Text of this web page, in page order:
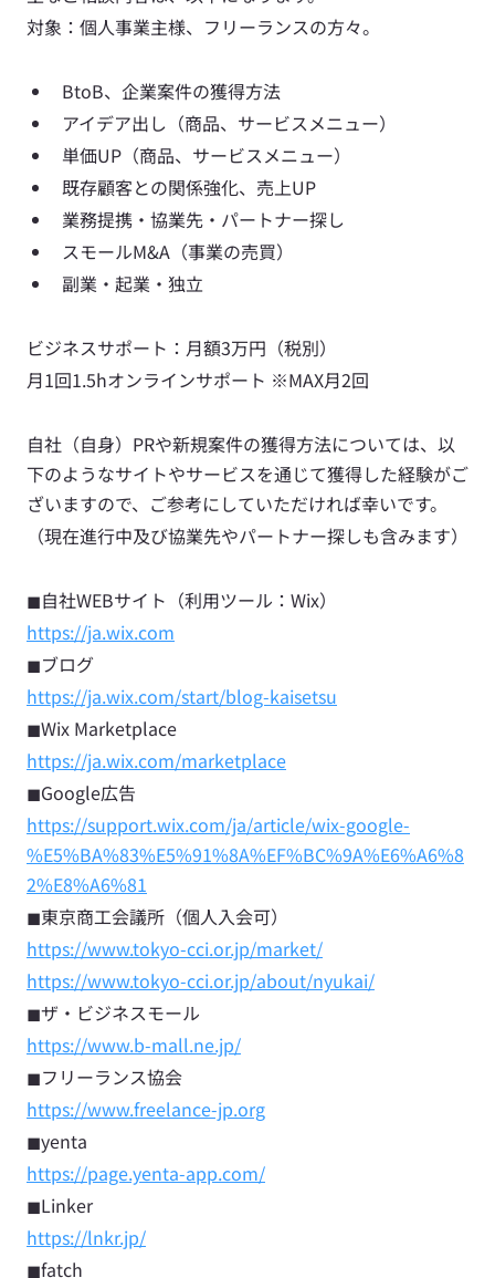
対象：個人事業主様、フリーランスの方々。
BtoB、企業案件の獲得方法
アイデア出し（商品、サービスメニュー）
単価UP（商品、サービスメニュー）
既存顧客との関係強化、売上UP
業務提携・協業先・パートナー探し
スモールM&A（事業の売買）
副業・起業・独立
ビジネスサポート：月額3万円（税別）
月1回1.5hオンラインサポート ※MAX月2回
自社（自身）PRや新規案件の獲得方法については、以
下のようなサイトやサービスを通じて獲得した経験がご
ざいますので、ご参考にしていただければ幸いです。
（現在進行中及び協業先やパートナー探しも含みます）
◼︎自社WEBサイト（利用ツール：Wix）
https://ja.wix.com
◼︎ブログ
https://ja.wix.com/start/blog-kaisetsu
◼︎Wix Marketplace
https://ja.wix.com/marketplace
◼︎Google広告
https://support.wix.com/ja/article/wix-google-
%E5%BA%83%E5%91%8A%EF%BC%9A%E6%A6%8
2%E8%A6%81
◼︎東京商工会議所（個人入会可）
https://www.tokyo-cci.or.jp/market/
https://www.tokyo-cci.or.jp/about/nyukai/
◼︎ザ・ビジネスモール
https://www.b-mall.ne.jp/
◼︎フリーランス協会
https://www.freelance-jp.org
◼︎yenta
https://page.yenta-app.com/
◼︎Linker
https://lnkr.jp/
◼︎fatch